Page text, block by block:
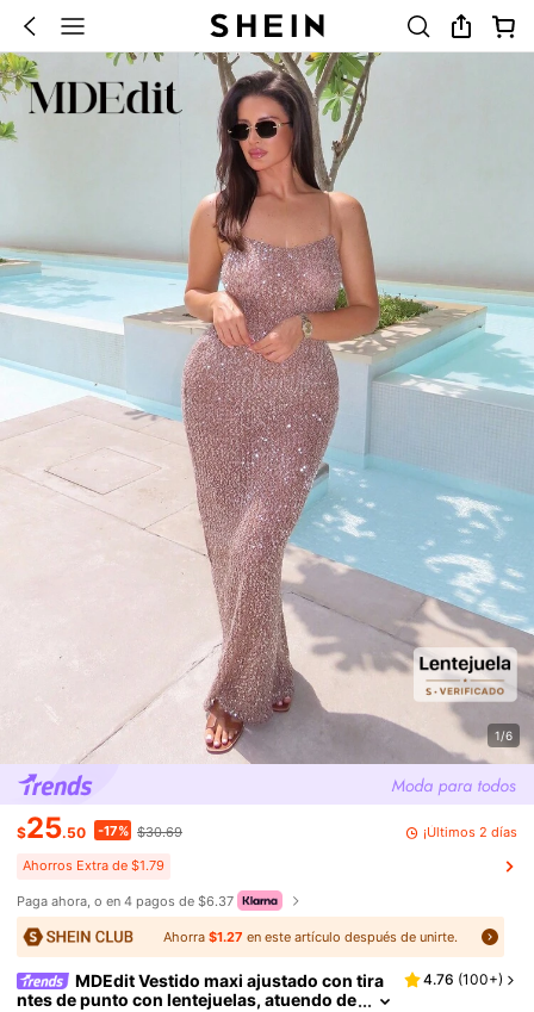
1/6
$25.50 -17% $30.69 ¡Últimos 2 días
Ahorros Extra de $1.79
Paga ahora, o en 4 pagos de $6.37
Ahorra$1.27 en este artículo después de unirte.
MDEdit Vestido maxi ajustado con tira
ntes de punto con lentejuelas, atuendo de
4.76 (100+)